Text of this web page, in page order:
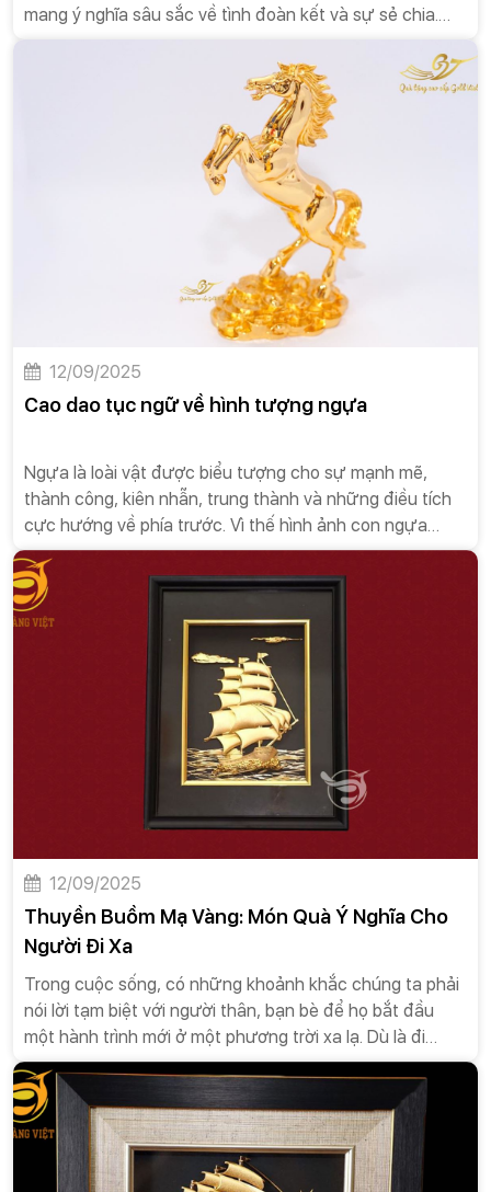
mang ý nghĩa sâu sắc về tình đoàn kết và sự sẻ chia.
Câu nói này không chỉ phản ánh một sự thật trong đời
sống tự nhiên mà còn là một bài học đạo đức quý giá
12/09/2025
Cao dao tục ngữ về hình tượng ngựa
Ngựa là loài vật được biểu tượng cho sự mạnh mẽ,
thành công, kiên nhẫn, trung thành và những điều tích
cực hướng về phía trước. Vì thế hình ảnh con ngựa
mang một ý nghĩa tinh thần rất phong phú và được văn
hóa dân tộc ta đón nhận một cách tích cực.
12/09/2025
Thuyền Buồm Mạ Vàng: Món Quà Ý Nghĩa Cho
Người Đi Xa
Trong cuộc sống, có những khoảnh khắc chúng ta phải
nói lời tạm biệt với người thân, bạn bè để họ bắt đầu
một hành trình mới ở một phương trời xa lạ. Dù là đi
công tác, học tập hay khởi nghiệp ở nước ngoài, những
chuyến đi này đều mang theo cả hy vọng và những nỗi
lo âu. Việc lựa chọn một món quà ý nghĩa không chỉ là
cách để bạn bày tỏ tình cảm mà còn là lời chúc bình an,
may mắn và thành công trên con đường sắp tới. Trong